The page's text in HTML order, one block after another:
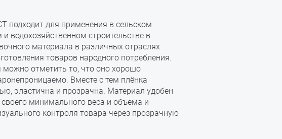
подходит для применения в сельском
водохозяйственном строительстве в
материала в различных отраслях
товаров народного потребления.
отметить то, что оно хорошо
Вместе с тем плёнка
эластична и прозрачна. Материал удобен
минимального веса и объема и
контроля товара через прозрачную